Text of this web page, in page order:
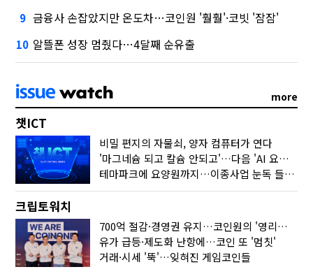
9 금융사 손잡았지만 온도차…코인원 '훨훨'·코빗 '잠잠'
10 알뜰폰 성장 멈췄다…4달째 순유출
more
챗ICT
비밀 편지의 자물쇠, 양자 컴퓨터가 연다
'마그네슘 되고 칼슘 안되고'…다음 'AI 요약' 갈 길은
테마파크에 요양원까지…이종사업 눈독 들이는 게임사
크립토워치
700억 절감·경영권 유지…코인원의 '영리한 딜'
유가 급등·제도화 난항에…코인 또 '멈칫'
거래·시세 '뚝'…잊혀진 게임코인들